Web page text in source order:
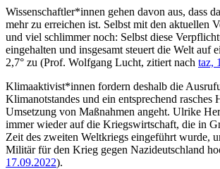
Wissenschaftler*innen gehen davon aus, dass
mehr zu erreichen ist. Selbst mit den aktuellen
und viel schlimmer noch: Selbst diese
eingehalten und insgesamt steuert die Welt auf
2,7° zu (Prof. Wolfgang Lucht, zitiert nach taz,
Klimaaktivist*innen fordern deshalb die
Klimanotstandes und ein entsprechend rasches
Umsetzung von Maßnahmen angeht. Ulrike
immer wieder auf die Kriegswirtschaft, die in
Zeit des zweiten Weltkriegs eingeführt wurde,
Militär für den Krieg gegen Nazideutschland
17.09.2022).